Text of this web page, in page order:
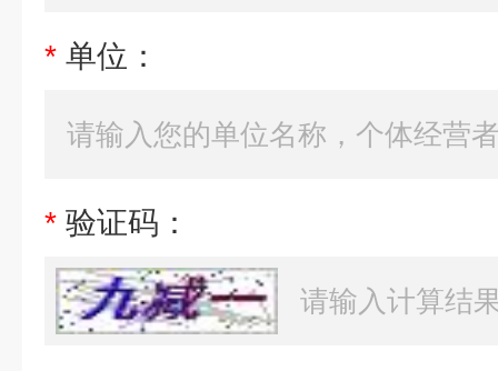
* 单位：
* 验证码：